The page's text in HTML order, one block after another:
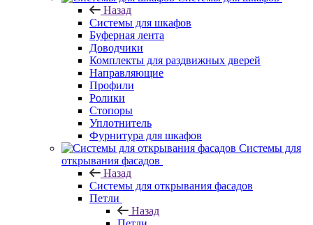
Назад
Системы для шкафов
Буферная лента
Доводчики
Комплекты для раздвижных дверей
Направляющие
Профили
Ролики
Стопоры
Уплотнитель
Фурнитура для шкафов
Системы для
открывания фасадов
Назад
Системы для открывания фасадов
Петли
Назад